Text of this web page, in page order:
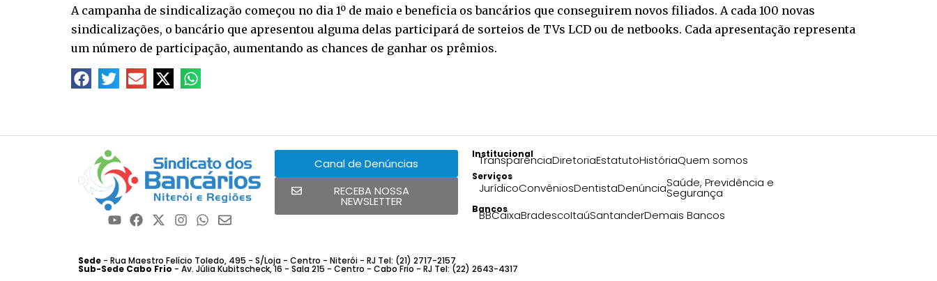
A campanha de sindicalização começou no dia 1º de maio e beneficia os bancários que conseguirem novos filiados. A cada 100 novas
sindicalizações, o bancário que apresentou alguma delas participará de sorteios de TVs LCD ou de netbooks. Cada apresentação representa
um número de participação, aumentando as chances de ganhar os prêmios.
Canal de Denúncias
RECEBA NOSSA
NEWSLETTER
Institucional
TransparênciaDiretoriaEstatutoHistóriaQuem somos
Serviços
JurídicoConvêniosDentistaDenúnciaSaúde, Previdência e
Segurança
Bancos
BBCaixaBradescoItaúSantanderDemais Bancos
Sede - Rua Maestro Felício Toledo, 495 - S/Loja - Centro - Niterói - RJ Tel: (21) 2717-2157
Sub-Sede Cabo Frio - Av. Júlia Kubitscheck, 16 - Sala 215 - Centro - Cabo Frio - RJ Tel: (22) 2643-4317